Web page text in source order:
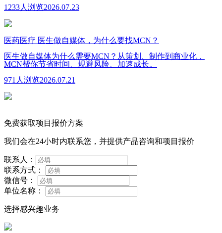
1233人浏览2026.07.23
医药医疗 医生做自媒体，为什么要找MCN？
医生做自媒体为什么需要MCN？从策划、制作到商业化，
MCN帮你节省时间、规避风险、加速成长。
971人浏览2026.07.21
免费获取项目报价方案
我们会在24小时内联系您，并提供产品咨询和项目报价
联系人：
联系方式：
微信号：
单位名称：
选择感兴趣业务